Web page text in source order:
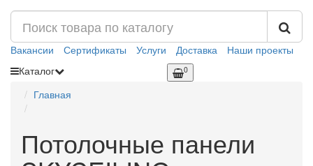
Вакансии Сертификаты Услуги Доставка
Наши проекты
Каталог
0
Главная
Потолочные панели